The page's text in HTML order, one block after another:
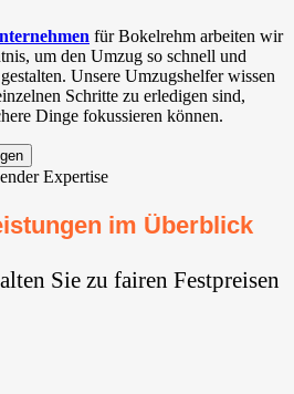
für Bokelrehm arbeiten wir
um den Umzug so schnell und
Unsere Umzugshelfer wissen
Schritte zu erledigen sind,
Dinge fokussieren können.
im Überblick
Sie zu fairen Festpreisen